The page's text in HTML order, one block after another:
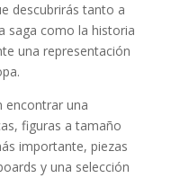
descubrirás tanto a
saga como la historia
una representación
encontrar una
figuras a tamaño
importante, piezas
y una selección